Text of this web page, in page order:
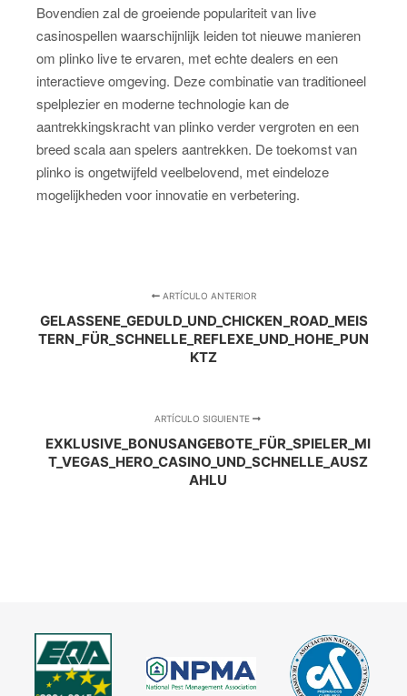
Bovendien zal de groeiende populariteit van live
casinospellen waarschijnlijk leiden tot nieuwe manieren
om plinko live te ervaren, met echte dealers en een
interactieve omgeving. Deze combinatie van traditioneel
spelplezier en moderne technologie kan de
aantrekkingskracht van plinko verder vergroten en een
breed scala aan spelers aantrekken. De toekomst van
plinko is ongetwijfeld veelbelovend, met eindeloze
mogelijkheden voor innovatie en verbetering.
ARTÍCULO ANTERIOR
GELASSENE_GEDULD_UND_CHICKEN_ROAD_MEIS
TERN_FÜR_SCHNELLE_REFLEXE_UND_HOHE_PUN
KTZ
ARTÍCULO SIGUIENTE
EXKLUSIVE_BONUSANGEBOTE_FÜR_SPIELER_MI
T_VEGAS_HERO_CASINO_UND_SCHNELLE_AUSZ
AHLU